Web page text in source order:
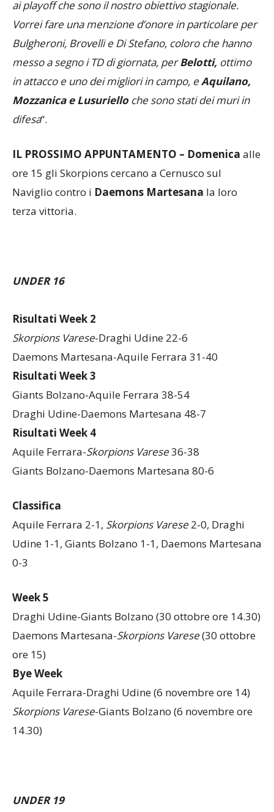
vittoria importante per il morale e perchè ci avvicina
ai playoff che sono il nostro obiettivo stagionale.
Vorrei fare una menzione d’onore in particolare per
Bulgheroni, Brovelli e Di Stefano, coloro che hanno
messo a segno i TD di giornata, perBelotti,ottimo
in attacco e uno dei migliori in campo, eAquilano,
Mozzanica e Lusuriello
IL PROSSIMO APPUNTAMENTO – Domenica
ore 15 gli Skorpions cercano a Cernusco sul
Naviglio contro i
Risultati Week 2
Skorpions Varese-Draghi Udine 22-6
Daemons Martesana-Aquile Ferrara 31-40
Risultati Week 3
Giants Bolzano-Aquile Ferrara 38-54
Draghi Udine-Daemons Martesana 48-7
Risultati Week 4
Aquile Ferrara-Skorpions Varese36-38
Classifica
Aquile Ferrara 2-1,Skorpions Varese2-0, Draghi
Udine 1-1, Giants Bolzano 1-1, Daemons Martesana
Week 5
Draghi Udine-Giants Bolzano (30 ottobre ore 14.30)
Daemons Martesana-
ore 15)
Bye Week
Aquile Ferrara-Draghi Udine (6 novembre ore 14)
Skorpions Varese